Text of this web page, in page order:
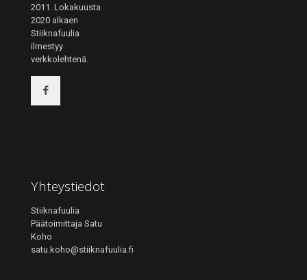
2011. Lokakuusta
2020 alkaen
Stiiknafuulia
ilmestyy
verkkolehtenä.
Yhteystiedot
Stiiknafuulia
Päätoimittaja Satu
Koho
satu.koho@stiiknafuulia.fi